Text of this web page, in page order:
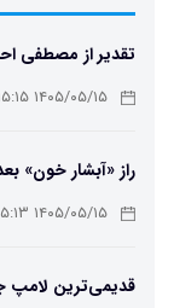
تقدیر از مصطفی
۱۴۰۵/۰۵/۱۵ ۱۵:۱۵
راز «آبشار خون»
۱۴۰۵/۰۵/۱۵ ۱۵:۱۳